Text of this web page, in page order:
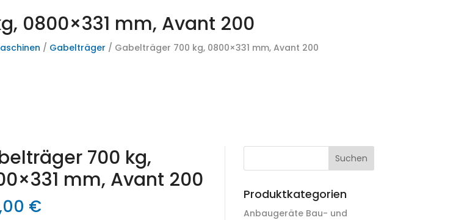
0800×331 mm, Avant 200
/ Gabelträger / Gabelträger 700 kg, 0800×331 mm, Avant 200
700 kg,
mm, Avant 200
€
Suchen
Produktkategorien
Anbaugeräte Bau- und